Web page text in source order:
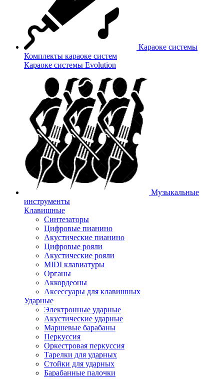
Караоке системы
Комплекты караоке систем
Караоке системы Evolution
Музыкальные
инструменты
Клавишные
Синтезаторы
Цифровые пианино
Акустические пианино
Цифровые рояли
Акустические рояли
MIDI клавиатуры
Органы
Аккордеоны
Аксессуары для клавишных
Ударные
Электронные ударные
Акустические ударные
Маршевые барабаны
Перкуссия
Оркестровая перкуссия
Тарелки для ударных
Стойки для ударных
Барабанные палочки